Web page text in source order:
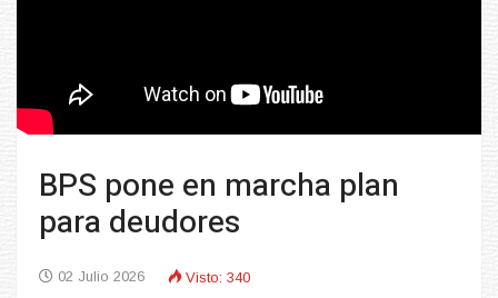
BPS pone en marcha plan
para deudores
02 Julio 2026 Visto: 340